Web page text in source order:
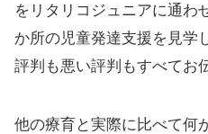
をリタリコジュニアに通わ
か所の児童発達支援を見学
評判も悪い評判もすべてお
他の療育と実際に比べて何